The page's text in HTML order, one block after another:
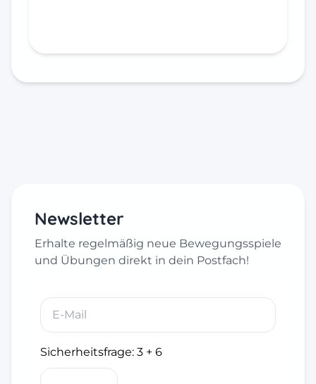
Newsletter
Erhalte regelmäßig neue Bewegungsspiele
und Übungen direkt in dein Postfach!
Sicherheitsfrage: 3 + 6